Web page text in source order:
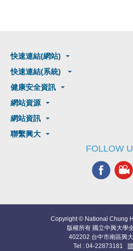
快速連結(網站)
快速連結(系統)
健康安全資訊
網站資源
網站資訊
聯繫興大
FOLLOW
Copyright © National Chung
版權所有 國立中興大學
402202 台中市南區興
Tel : 04-22873181